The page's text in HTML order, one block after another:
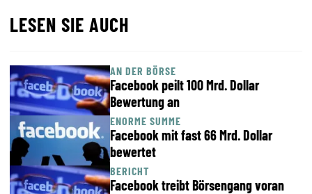
LESEN SIE AUCH
AN DER BÖRSE
Facebook peilt 100 Mrd. Dollar
Bewertung an
ENORME SUMME
Facebook mit fast 66 Mrd. Dollar
bewertet
BERICHT
Facebook treibt Börsengang voran